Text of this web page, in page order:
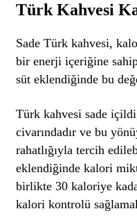
Türk Kahvesi
Sade Türk kahvesi,
bir enerji içeriğine
süt eklendiğinde bu
Türk kahvesi sade
civarındadır ve bu
rahatlığıyla tercih
eklendiğinde kalori
birlikte 30 kaloriye
kalori kontrolü